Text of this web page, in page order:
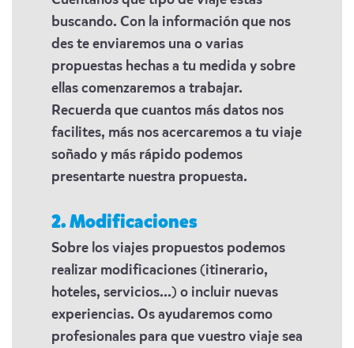
buscando. Con la información que nos
des te enviaremos una o varias
propuestas hechas a tu medida y sobre
ellas comenzaremos a trabajar.
Recuerda que cuantos más datos nos
facilites, más nos acercaremos a tu viaje
soñado y más rápido podemos
presentarte nuestra propuesta.
2. Modificaciones
Sobre los viajes propuestos podemos
realizar modificaciones (itinerario,
hoteles, servicios...) o incluir nuevas
experiencias. Os ayudaremos como
profesionales para que vuestro viaje sea